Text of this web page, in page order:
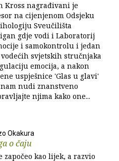
Kross nagrađivani je
na cijenjenom Odsjeku
Sveučilišta
gdje vodi i Laboratorij
i samokontrolu i jedan
svjetskih stručnjaka
emocija, a nakon
uspješnice 'Glas u glavi'
nudi znanstveno
njima kako one...
Okakura
o čaju
započeo kao lijek, a razvio